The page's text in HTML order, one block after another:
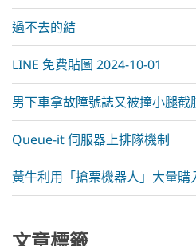
過不去的結
LINE 免費貼圖 2024-10-01
男下車拿故障號誌又被撞小腿截
Queue-it 伺服器上排隊機制
黃牛利用「搶票機器人」大量購
文章標籤